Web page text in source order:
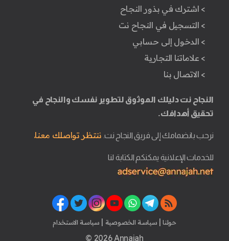
> اشترك في بذور النجاح
> التسجيل في النجاح نت
> الدخول إلى حسابي
> علاماتنا التجارية
> الاتصال بنا
النجاح نت دليلك الموثوق لتطوير نفسك والنجاح في
تحقيق أهدافك.
نرحب بانضمامك إلى فريق النجاح نت. ننتظر تواصلك معنا.
للخدمات الإعلانية يمكنكم الكتابة لنا
حولنا | سياسة الخصوصية | سياسة الاستخدام
© 2026 Annajah